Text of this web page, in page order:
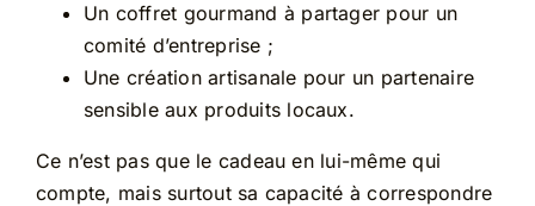
Un coffret gourmand à partager pour un
comité d’entreprise ;
Une création artisanale pour un partenaire
sensible aux produits locaux.
Ce n’est pas que le cadeau en lui-même qui
compte, mais surtout sa capacité à correspondre